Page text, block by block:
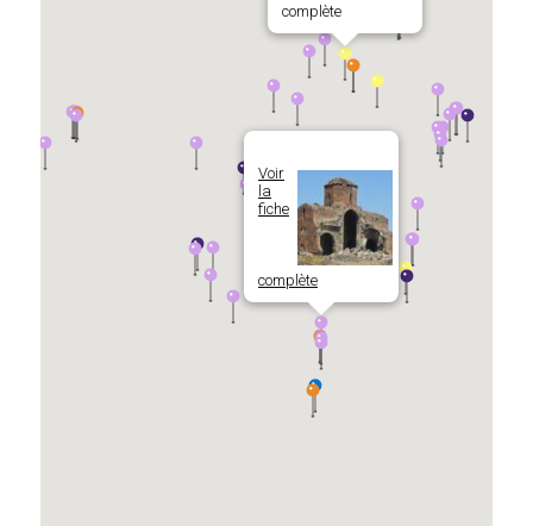
complète
Voir
la
fiche
complète